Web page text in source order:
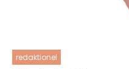
redaktionel